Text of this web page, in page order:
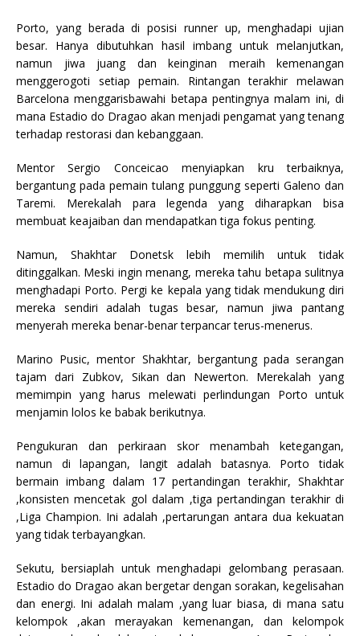
Porto, yang berada di posisi runner up, menghadapi ujian
besar. Hanya dibutuhkan hasil imbang untuk melanjutkan,
namun jiwa juang dan keinginan meraih kemenangan
menggerogoti setiap pemain. Rintangan terakhir melawan
Barcelona menggarisbawahi betapa pentingnya malam ini, di
mana Estadio do Dragao akan menjadi pengamat yang tenang
terhadap restorasi dan kebanggaan.
Mentor Sergio Conceicao menyiapkan kru terbaiknya,
bergantung pada pemain tulang punggung seperti Galeno dan
Taremi. Merekalah para legenda yang diharapkan bisa
membuat keajaiban dan mendapatkan tiga fokus penting.
Namun, Shakhtar Donetsk lebih memilih untuk tidak
ditinggalkan. Meski ingin menang, mereka tahu betapa sulitnya
menghadapi Porto. Pergi ke kepala yang tidak mendukung diri
mereka sendiri adalah tugas besar, namun jiwa pantang
menyerah mereka benar-benar terpancar terus-menerus.
Marino Pusic, mentor Shakhtar, bergantung pada serangan
tajam dari Zubkov, Sikan dan Newerton. Merekalah yang
memimpin yang harus melewati perlindungan Porto untuk
menjamin lolos ke babak berikutnya.
Pengukuran dan perkiraan skor menambah ketegangan,
namun di lapangan, langit adalah batasnya. Porto tidak
bermain imbang dalam 17 pertandingan terakhir, Shakhtar
,konsisten mencetak gol dalam ,tiga pertandingan terakhir di
,Liga Champion. Ini adalah ,pertarungan antara dua kekuatan
yang tidak terbayangkan.
Sekutu, bersiaplah untuk menghadapi gelombang perasaan.
Estadio do Dragao akan bergetar dengan sorakan, kegelisahan
dan energi. Ini adalah malam ,yang luar biasa, di mana satu
kelompok ,akan merayakan kemenangan, dan kelompok